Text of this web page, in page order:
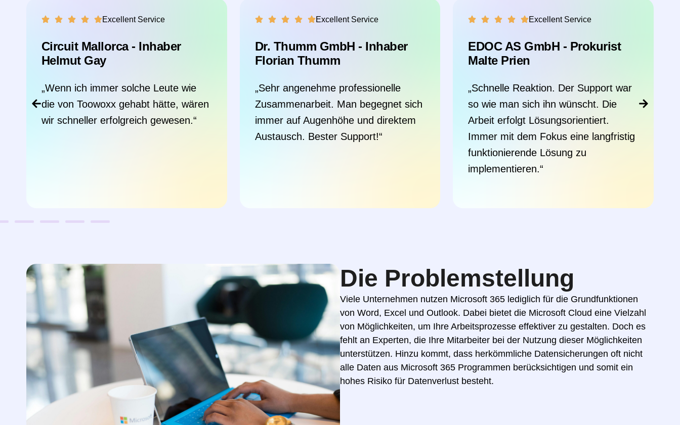
Excellent Service
Dr. Thumm GmbH - Inhaber
Florian Thumm
„Sehr angenehme professionelle
Zusammenarbeit. Man begegnet sich
immer auf Augenhöhe und direktem
Excellent Service
EDOC AS GmbH - Prokurist
Malte Prien
„Schnelle Reaktion. Der Support war
so wie man sich ihn wünscht. Die
Arbeit erfolgt Lösungsorientiert.
Immer mit dem Fokus eine langfristig
Excellent Service
Hugo Frosch GmbH -
Geschäftsführer Hugo Frosch
„Wir sind sehr zufrieden. Das
Toowoxx-Team ist schon langjährig
zuständig für unser gesamtes EDV-
System. Auch bei kleineren IT-, oder
User-Anliegen unserer Mitarbeiter
bekommen wir immer schnelle,
Die Problemstellung
Viele Unternehmen nutzen Microsoft 365 lediglich für die Grundfunktionen
von Word, Excel und Outlook. Dabei bietet die Microsoft Cloud eine Vielzahl
von Möglichkeiten, um Ihre Arbeitsprozesse effektiver zu gestalten. Doch es
fehlt an Experten, die Ihre Mitarbeiter bei der Nutzung dieser Möglichkeiten
unterstützen. Hinzu kommt, dass herkömmliche Datensicherungen oft nicht
alle Daten aus Microsoft 365 Programmen berücksichtigen und somit ein
hohes Risiko für Datenverlust besteht.